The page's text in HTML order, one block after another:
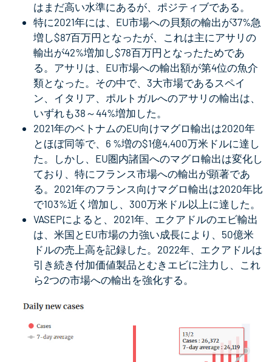
はまだ高い水準にあるが、ポジティブである。
特に2021年には、EU市場への貝類の輸出が37%急
増し$87百万円となったが、これは主にアサリの
輸出が42%増加し$78百万円となったためであ
る。アサリは、EU市場への輸出額が第4位の魚介
類となった。その中で、3大市場であるスペイ
ン、イタリア、ポルトガルへのアサリの輸出は、
いずれも38～44%増加した。
2021年のベトナムのEU向けマグロ輸出は2020年
とほぼ同等で、6 %増の$1億4,400万米ドルに達し
た。しかし、EU圏内諸国へのマグロ輸出は変化し
ており、特にフランス市場への輸出が顕著であ
る。2021年のフランス向けマグロ輸出は2020年比
で103%近く増加し、300万米ドル以上に達した。
VASEPによると、2021年、エクアドルのエビ輸出
は、米国とEU市場の力強い成長により、50億米
ドルの売上高を記録した。2022年、エクアドルは
引き続き付加価値製品とむきエビに注力し、これ
ら2つの市場への輸出を強化する。